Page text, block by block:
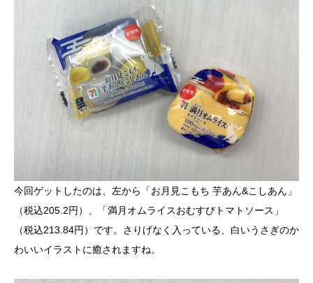
今回ゲットしたのは、左から「お月見こもち 芋あん&こしあん」
（税込205.2円）、「満月オムライスおむすびトマトソース」
（税込213.84円）です。さりげなく入っている、白いうさぎのか
わいいイラストに癒されますね。